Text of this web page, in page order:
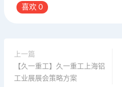
喜欢 0
上一篇
【久一重工】久一重工上海铝
工业展展会策略方案